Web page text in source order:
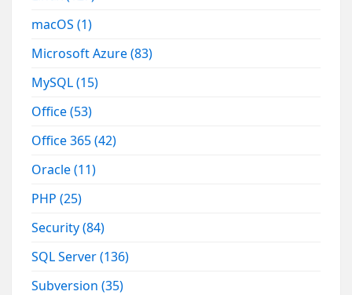
macOS(1)
Microsoft Azure(83)
MySQL(15)
Office(53)
Office 365(42)
Oracle(11)
PHP(25)
Security(84)
SQL Server(136)
Subversion(35)